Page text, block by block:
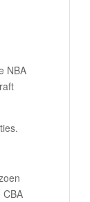
NBA
CBA